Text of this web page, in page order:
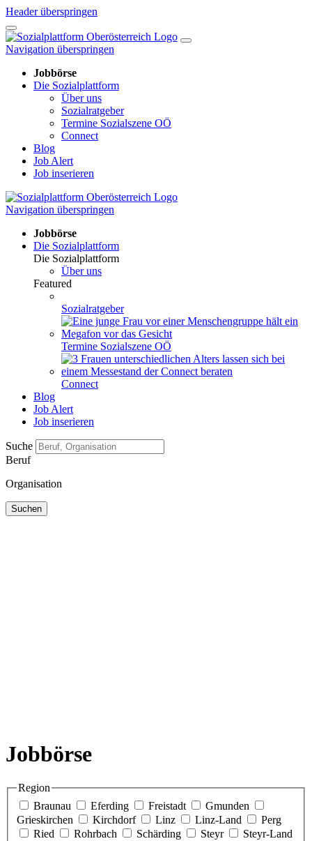
Header überspringen
Navigation überspringen
Jobbörse
Die Sozialplattform
Über uns
Sozialratgeber
Termine Sozialszene OÖ
Connect
Blog
Job Alert
Job inserieren
Navigation überspringen
Jobbörse
Die Sozialplattform
Die Sozialplattform
Über uns
Featured
Sozialratgeber
Termine Sozialszene OÖ
Connect
Blog
Job Alert
Job inserieren
Suche
Beruf
Organisation
Suchen
Jobbörse
Region
Braunau
Eferding Freistadt
Gmunden
Grieskirchen
Kirchdorf Linz Linz-Land
Perg
Ried
Rohrbach Schärding Steyr
Steyr-Land